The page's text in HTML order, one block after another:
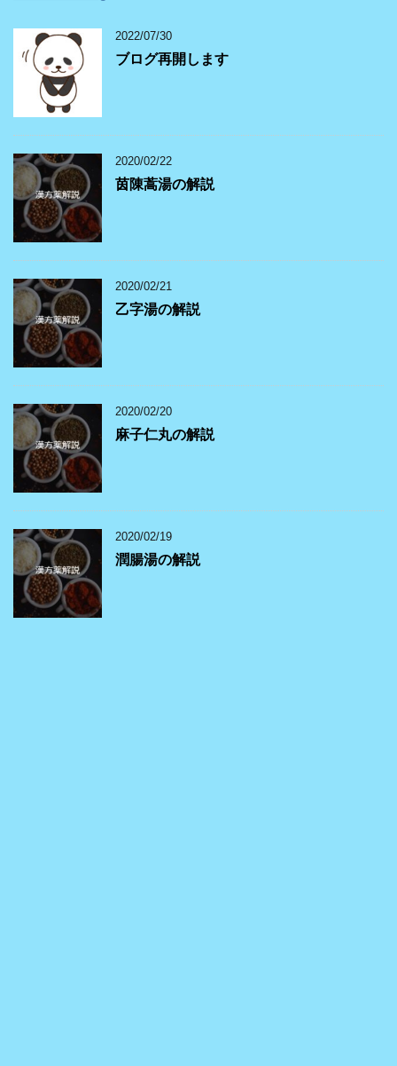
2022/07/30
ブログ再開します
2020/02/22
茵陳蒿湯の解説
2020/02/21
乙字湯の解説
2020/02/20
麻子仁丸の解説
2020/02/19
潤腸湯の解説